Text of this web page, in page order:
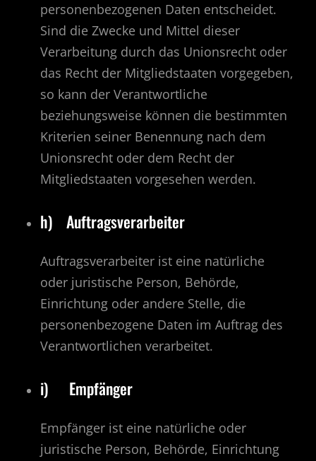
personenbezogenen Daten entscheidet.
Sind die Zwecke und Mittel dieser
Verarbeitung durch das Unionsrecht oder
das Recht der Mitgliedstaaten vorgegeben,
so kann der Verantwortliche
beziehungsweise können die bestimmten
Kriterien seiner Benennung nach dem
Unionsrecht oder dem Recht der
Mitgliedstaaten vorgesehen werden.
h) Auftragsverarbeiter
Auftragsverarbeiter ist eine natürliche
oder juristische Person, Behörde,
Einrichtung oder andere Stelle, die
personenbezogene Daten im Auftrag des
Verantwortlichen verarbeitet.
i) Empfänger
Empfänger ist eine natürliche oder
juristische Person, Behörde, Einrichtung